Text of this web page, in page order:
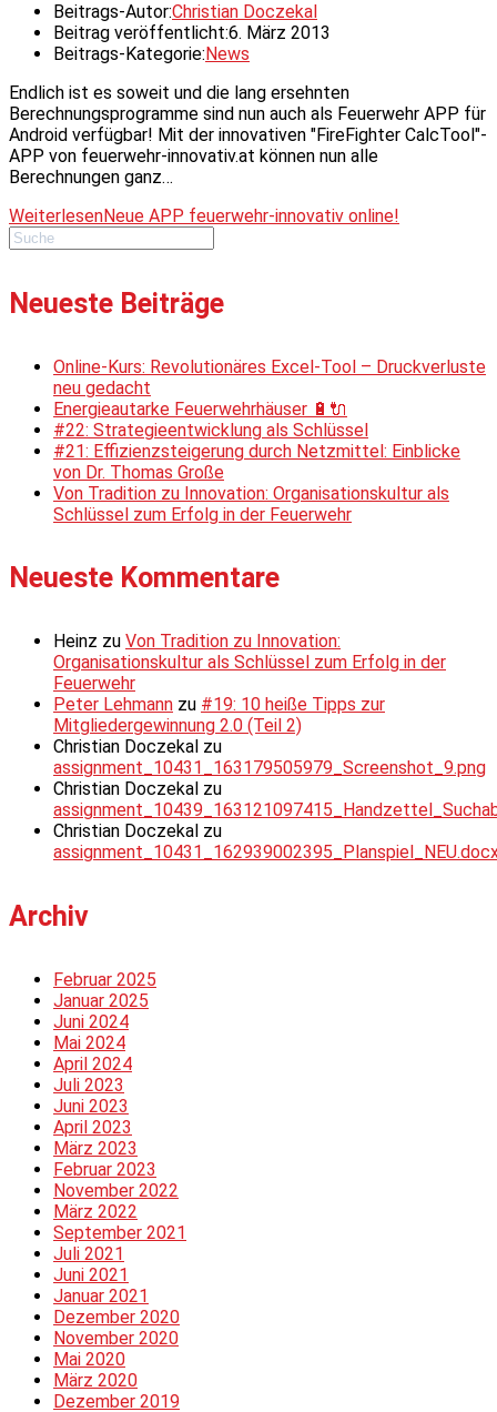
Beitrags-Autor:Christian Doczekal
Beitrag veröffentlicht:6. März 2013
Beitrags-Kategorie: News
Endlich ist es soweit und die lang ersehnten
Berechnungsprogramme sind nun auch als Feuerwehr APP für
Android verfügbar! Mit der innovativen "FireFighter CalcTool"-
APP von feuerwehr-innovativ.at können nun alle
Berechnungen ganz…
WeiterlesenNeue APP feuerwehr-innovativ online!
Neueste Beiträge
Online-Kurs: Revolutionäres Excel-Tool – Druckverluste
neu gedacht
Energieautarke Feuerwehrhäuser 🔋🔌
#22: Strategieentwicklung als Schlüssel
#21: Effizienzsteigerung durch Netzmittel: Einblicke
von Dr. Thomas Große
Von Tradition zu Innovation: Organisationskultur als
Schlüssel zum Erfolg in der Feuerwehr
Neueste Kommentare
Heinz zu Von Tradition zu Innovation:
Organisationskultur als Schlüssel zum Erfolg in der
Feuerwehr
Peter Lehmann zu #19: 10 heiße Tipps zur
Mitgliedergewinnung 2.0 (Teil 2)
Christian Doczekal zu
assignment_10431_163179505979_Screenshot_9.png
Christian Doczekal zu
Christian Doczekal zu
Archiv
Februar 2025
Januar 2025
Juni 2024
Mai 2024
April 2024
Juli 2023
Juni 2023
April 2023
März 2023
Februar 2023
November 2022
März 2022
September 2021
Juli 2021
Juni 2021
Januar 2021
Dezember 2020
November 2020
Mai 2020
März 2020
Dezember 2019